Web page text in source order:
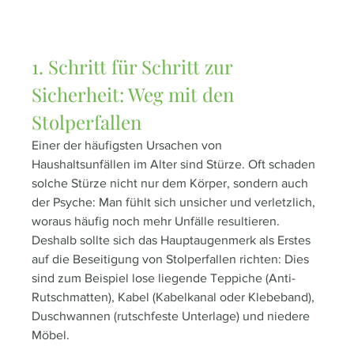
1. Schritt für Schritt zur
Sicherheit: Weg mit den
Stolperfallen
Einer der häufigsten Ursachen von
Haushaltsunfällen im Alter sind Stürze. Oft schaden
solche Stürze nicht nur dem Körper, sondern auch
der Psyche: Man fühlt sich unsicher und verletzlich,
woraus häufig noch mehr Unfälle resultieren.
Deshalb sollte sich das Hauptaugenmerk als Erstes
auf die Beseitigung von Stolperfallen richten: Dies
sind zum Beispiel lose liegende Teppiche (Anti-
Rutschmatten), Kabel (Kabelkanal oder Klebeband),
Duschwannen (rutschfeste Unterlage) und niedere
Möbel.